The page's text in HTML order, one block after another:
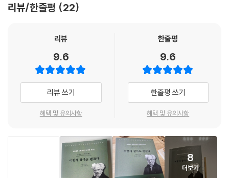
엇인가를 이루려 애쓰는 삶의 고단함, 타인의 시선에 갇힌 불안한 일상에
제안한다. 3장은 ‘인생 후반전의 지혜’에 주목한다. 젊음의 집착에서 벗어
법, 후배 세대와 소통하며 삶을 의미 있게 마무리하는 법까지, 쇼펜하우어
의 철학은 나이 듦에 대한 새로운 시선을 제공한다. 마지막 4장에서는 ‘예
민한 사람을 위한 삶의 기술’을 다룬다. 섬세함을 단점이 아닌 장점으로 바
꾸고, 타인과의 경계를 지키며 감정적 소모 없이 살아가는 법을 이야기한
다. 감정을 억누르지 않고, 자기 자신과 화해하며 살아가는 일의 소중함을
이 책은 철학이 어렵고 먼 이야기가 아니라, 지금 여기서 삶을 단단하게 만
들어주는 실질적 도구가 될 수 있음을 보여준다. 각 장마다 “쇼펜하우어에
게 배우는 삶의 자세”라는 정리 항목을 덧붙여, 철학적 통찰을 독자의 일상
리뷰/한줄평 22
리뷰
9.6
리뷰 쓰기
혜택 및 유의사항
한줄평
9.6
한줄평 쓰기
혜택 및 유의사항
8
더보기